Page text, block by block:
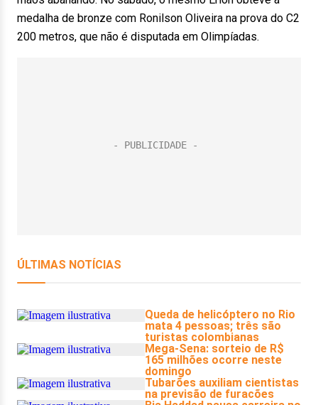
medalha de bronze com Ronilson Oliveira na prova do C2
200 metros, que não é disputada em Olimpíadas.